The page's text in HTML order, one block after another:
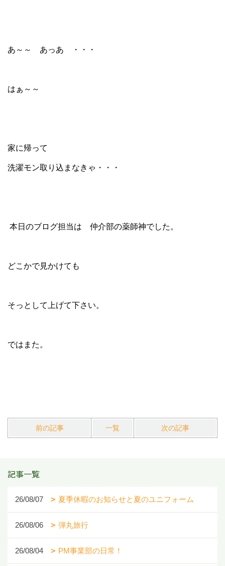
あ～～ あっあ ・・・
はぁ～～
家に帰って
洗濯モン取り込まなきゃ・・・
本日のブログ担当は 仲介部の薬師神でした。
どこかで見かけても
そっとして上げて下さい。
ではまた。
前の記事 一覧 次の記事
記事一覧
26/08/07 夏季休暇のお知らせと夏のユニフォーム
26/08/06 弾丸旅行
26/08/04 PM事業部の日常！